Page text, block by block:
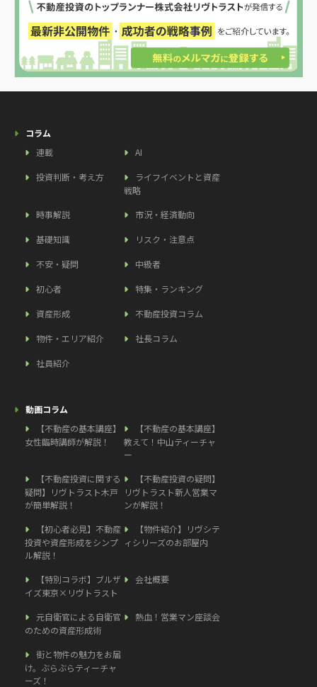
コラム
連載
AI
投資判断・考え方
ライフイベントと資産
戦略
時事解説
市況・経済動向
基礎知識 リスク・注意点
不安・疑問 中級者
初心者 特集・ランキング
資産形成 不動産投資コラム
物件・エリア紹介 社長コラム
社員紹介
動画コラム
【不動産の基本講座】
女性臨時講師が解説！
【不動産の基本講座】
教えて！中山ティーチャ
ー
【不動産投資に関する
疑問】リヴトラスト木戸
が簡単解説！
【不動産投資の疑問】
リヴトラスト新人営業マ
ンが解説！
【初心者必見】不動産
投資や資産形成をシンプ
ル解説！
【物件紹介】リヴシテ
ィシリーズのお部屋内
【特別コラボ】ブルザ
イズ東京×リヴトラスト
会社概要
元自衛官による自衛官
のための資産形成術
熱血！営業マン座談会
街と物件の魅力をお届
け。ぶらぶらティーチャ
ーズ！